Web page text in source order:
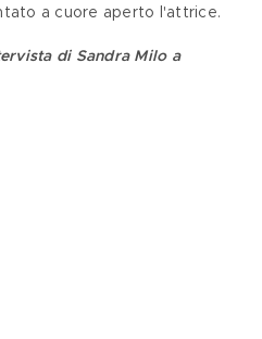
a cuore aperto l'attrice.
di Sandra Milo a